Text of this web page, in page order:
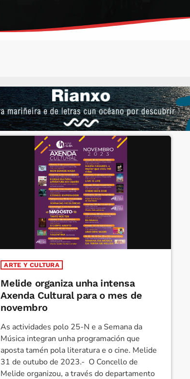
ARTE Y CULTURA
Melide organiza unha intensa
Axenda Cultural para o mes de
novembro
As actividades polo 25-N e a Semana da
Música integran unha programación que
aposta tamén pola literatura e o cine. Melide
31 de outubo de 2023.- O Concello de
Melide organizou, a través do departamento